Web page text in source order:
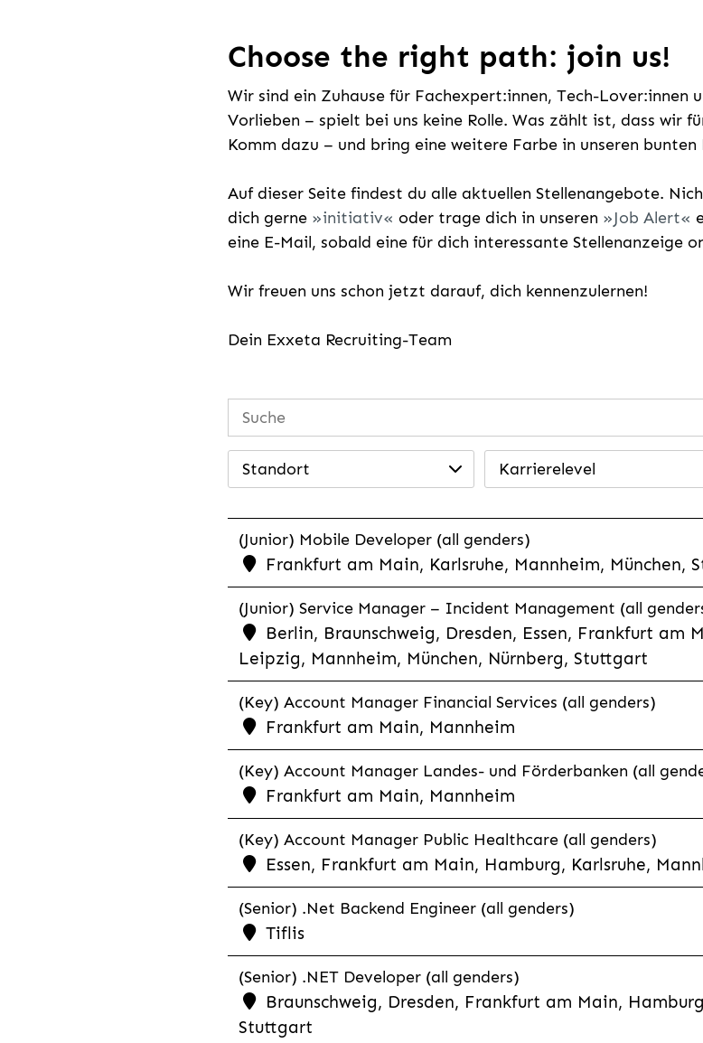
Choose the right path: join us!
Wir sind ein Zuhause für Fachexpert:innen, Tech-Lover:innen
Vorlieben – spielt bei uns keine Rolle. Was zählt ist, dass wir
Komm dazu – und bring eine weitere Farbe in unseren bunten
Auf dieser Seite findest du alle aktuellen Stellenangebote.
dich gerne
initiativ oder trage dich in unseren Job Alert
eine E-Mail, sobald eine für dich interessante Stellenanzeige
Wir freuen uns schon jetzt darauf, dich kennenzulernen!
Dein Exxeta Recruiting-Team
Standort Karrierelevel
(Junior) Mobile Developer (all genders)
Frankfurt am Main, Karlsruhe, Mannheim, München,
(Junior) Service Manager – Incident Management (all
Berlin, Braunschweig, Dresden, Essen, Frankfurt am
Leipzig, Mannheim, München, Nürnberg, Stuttgart
(Key) Account Manager Financial Services (all genders)
Frankfurt am Main, Mannheim
(Key) Account Manager Landes- und Förderbanken (all
Frankfurt am Main, Mannheim
(Key) Account Manager Public Healthcare (all genders)
Essen, Frankfurt am Main, Hamburg, Karlsruhe,
(Senior) .Net Backend Engineer (all genders)
Tiflis
(Senior) .NET Developer (all genders)
Braunschweig, Dresden, Frankfurt am Main,
Stuttgart